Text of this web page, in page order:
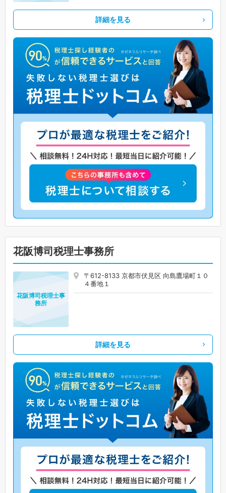
詳細を見る
花阪博司税理士事務所
〒612-8133 京都市伏見区 向島鷹場町１０
４番地１
花阪博司税理士事
務所
詳細を見る